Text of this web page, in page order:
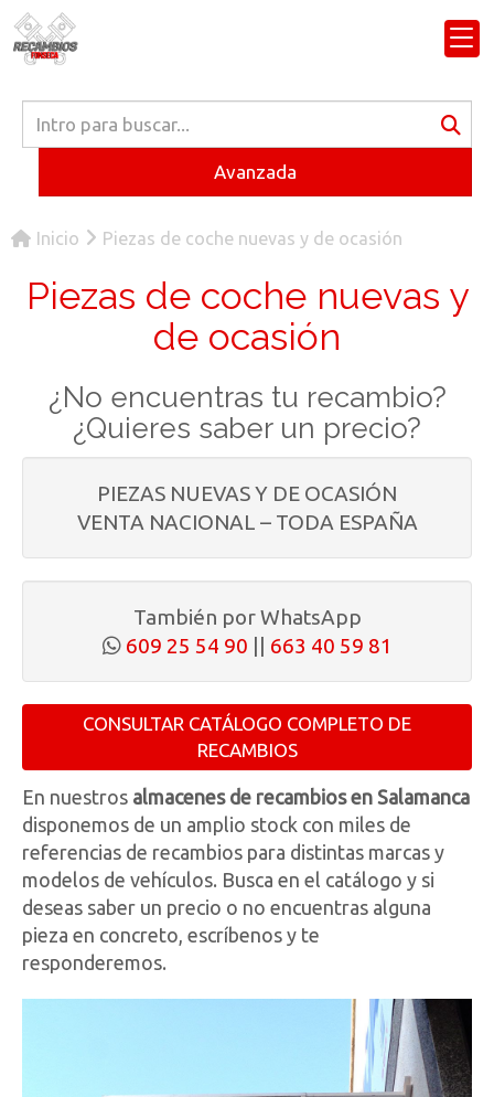
Avanzada
Inicio Piezas de coche nuevas y de ocasión
Piezas de coche nuevas y
de ocasión
¿No encuentras tu recambio?
¿Quieres saber un precio?
PIEZAS NUEVAS Y DE OCASIÓN
VENTA NACIONAL – TODA ESPAÑA
También por WhatsApp
609 25 54 90
663 40 59 81
CONSULTAR CATÁLOGO COMPLETO DE
RECAMBIOS
En nuestros almacenes de recambios en Salamanca
disponemos de un amplio stock con miles de
referencias de recambios para distintas marcas y
modelos de vehículos. Busca en el catálogo y si
deseas saber un precio o no encuentras alguna
pieza en concreto, escríbenos y te
responderemos.